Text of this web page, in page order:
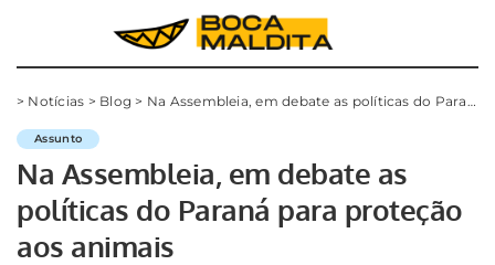
> Notícias > Blog > Na Assembleia, em debate as políticas do Paraná para proteção aos animais
Assunto
Na Assembleia, em debate as
políticas do Paraná para proteção
aos animais